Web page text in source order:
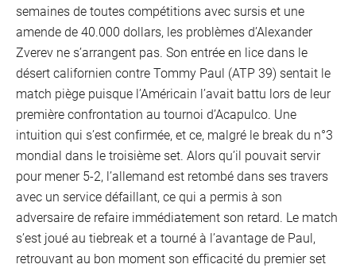
semaines de toutes compétitions avec sursis et une
amende de 40.000 dollars, les problèmes d’Alexander
Zverev ne s’arrangent pas. Son entrée en lice dans le
désert californien contre Tommy Paul (ATP 39) sentait le
match piège puisque l’Américain l’avait battu lors de leur
première confrontation au tournoi d’Acapulco. Une
intuition qui s’est confirmée, et ce, malgré le break du n°3
mondial dans le troisième set. Alors qu’il pouvait servir
pour mener 5-2, l’allemand est retombé dans ses travers
avec un service défaillant, ce qui a permis à son
adversaire de refaire immédiatement son retard. Le match
s’est joué au tiebreak et a tourné à l’avantage de Paul,
retrouvant au bon moment son efficacité du premier set